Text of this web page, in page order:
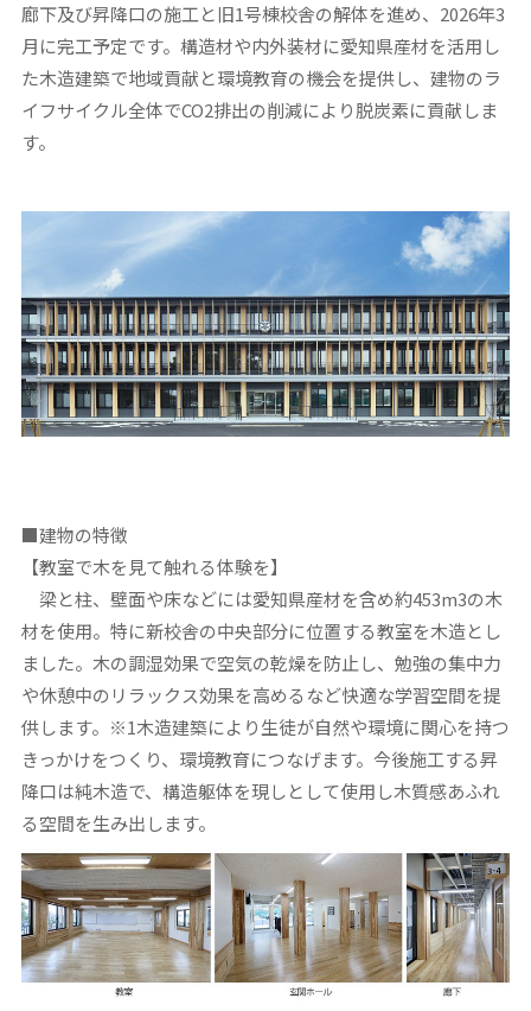
廊下及び昇降口の施工と旧1号棟校舎の解体を進め、2026年3
月に完工予定です。構造材や内外装材に愛知県産材を活用し
た木造建築で地域貢献と環境教育の機会を提供し、建物のラ
イフサイクル全体でCO2排出の削減により脱炭素に貢献しま
す。
■建物の特徴
【教室で木を見て触れる体験を】
梁と柱、壁面や床などには愛知県産材を含め約453m3の木
材を使用。特に新校舎の中央部分に位置する教室を木造とし
ました。木の調湿効果で空気の乾燥を防止し、勉強の集中力
や休憩中のリラックス効果を高めるなど快適な学習空間を提
供します。※1木造建築により生徒が自然や環境に関心を持つ
きっかけをつくり、環境教育につなげます。今後施工する昇
降口は純木造で、構造躯体を現しとして使用し木質感あふれ
る空間を生み出します。